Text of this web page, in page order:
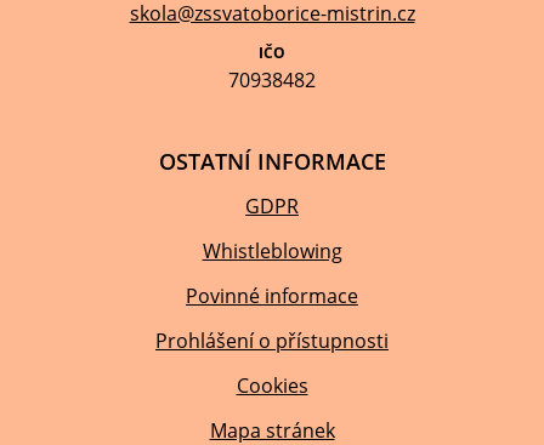
skola@zssvatoborice-mistrin.cz
IČO
70938482
OSTATNÍ INFORMACE
GDPR
Whistleblowing
Povinné informace
Prohlášení o přístupnosti
Cookies
Mapa stránek